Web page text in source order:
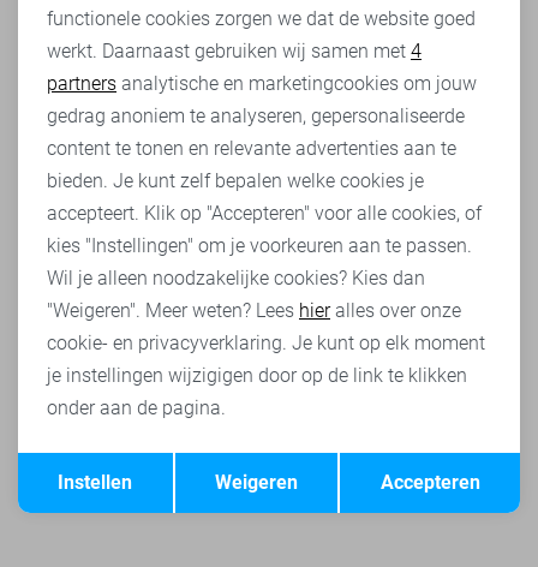
Analytische cookies
Marketing cookies
Terug Opslaan
functionele cookies zorgen we dat de website goed
werkt. Daarnaast gebruiken wij samen met 4
partners analytische en marketingcookies om jouw
gedrag anoniem te analyseren, gepersonaliseerde
content te tonen en relevante advertenties aan te
bieden. Je kunt zelf bepalen welke cookies je
accepteert. Klik op "Accepteren" voor alle cookies, of
kies "Instellingen" om je voorkeuren aan te passen.
Wil je alleen noodzakelijke cookies? Kies dan
"Weigeren". Meer weten? Lees hieralles over onze
cookie- en privacyverklaring. Je kunt op elk moment
je instellingen wijzigigen door op de link te klikken
onder aan de pagina.
Accepteren
Weigeren
Instellen